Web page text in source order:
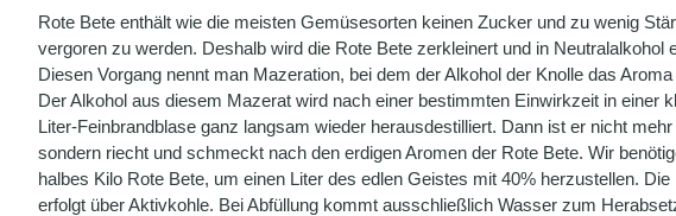
Rote Bete enthält wie die meisten Gemüsesorten keinen Zucker und zu wenig
vergoren zu werden. Deshalb wird die Rote Bete zerkleinert und in Neutralalkohol
Diesen Vorgang nennt man Mazeration, bei dem der Alkohol der Knolle das
Der Alkohol aus diesem Mazerat wird nach einer bestimmten Einwirkzeit in einer
Liter-Feinbrandblase ganz langsam wieder herausdestilliert. Dann ist er nicht mehr
sondern riecht und schmeckt nach den erdigen Aromen der Rote Bete. Wir
halbes Kilo Rote Bete, um einen Liter des edlen Geistes mit 40% herzustellen. Die
erfolgt über Aktivkohle. Bei Abfüllung kommt ausschließlich Wasser zum